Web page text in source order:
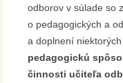
odborov v súlade so
o pedagogických a
a doplnení
pedagogickú
činnosti učiteľa